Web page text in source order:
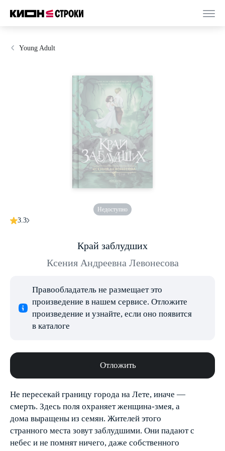
Young Adult
Недоступно
3.3
Край заблудших
Ксения Андреевна Левонесова
Правообладатель не размещает это
произведение в нашем сервисе. Отложите
произведение и узнайте, если оно появится
в каталоге
Отложить
Не пересекай границу города на Лете, иначе —
смерть. Здесь поля охраняет женщина-змея, а
дома выращены из семян. Жителей этого
странного места зовут заблудшими. Они падают с
небес и не помнят ничего, даже собственного